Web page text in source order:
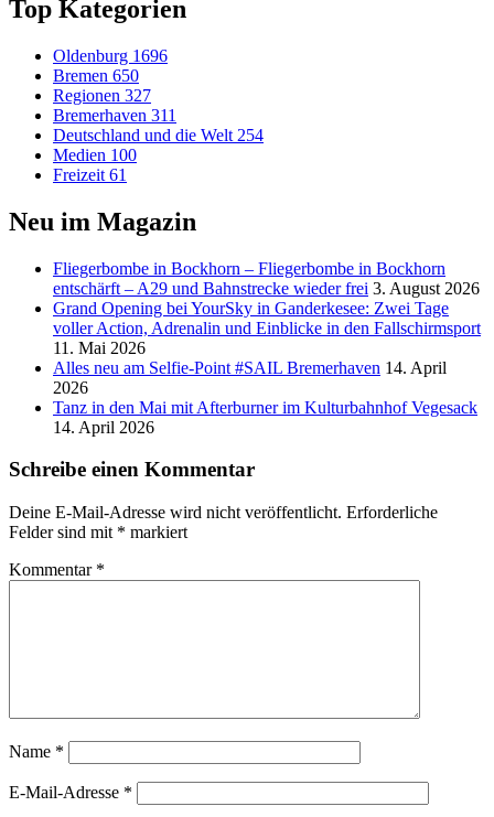
Top Kategorien
Oldenburg 1696
Bremen 650
Regionen 327
Bremerhaven 311
Deutschland und die Welt 254
Medien 100
Freizeit 61
Neu im Magazin
Fliegerbombe in Bockhorn – Fliegerbombe in Bockhorn
entschärft – A29 und Bahnstrecke wieder frei 3. August 2026
Grand Opening bei YourSky in Ganderkesee: Zwei Tage
voller Action, Adrenalin und Einblicke in den Fallschirmsport
11. Mai 2026
Alles neu am Selfie-Point #SAIL Bremerhaven 14. April
2026
Tanz in den Mai mit Afterburner im Kulturbahnhof Vegesack
14. April 2026
Schreibe einen Kommentar
Deine E-Mail-Adresse wird nicht veröffentlicht. Erforderliche
Felder sind mit * markiert
Kommentar *
Name *
E-Mail-Adresse *